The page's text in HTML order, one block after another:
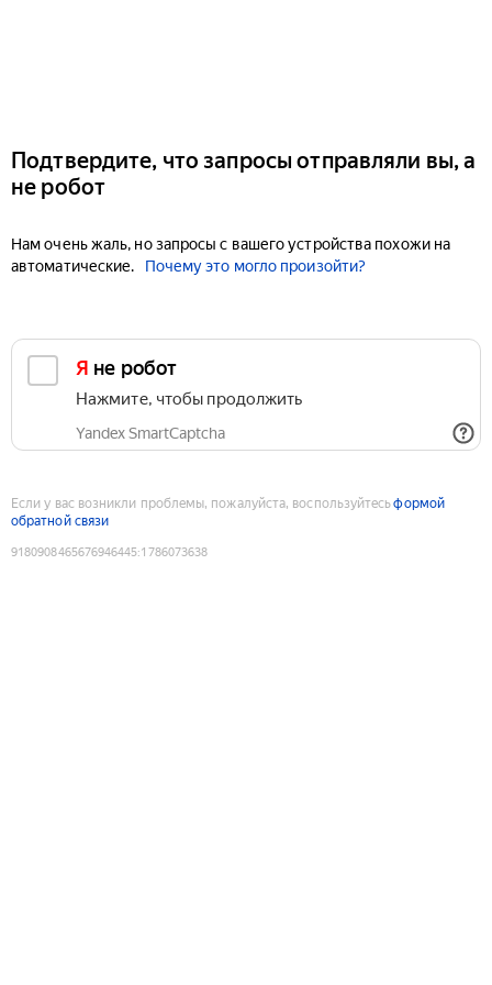
Подтвердите, что запросы отправляли вы, а
не робот
Нам очень жаль, но запросы с вашего устройства похожи на
автоматические.
Почему это могло произойти?
Я не робот
Нажмите, чтобы продолжить
Yandex SmartCaptcha
Если у вас возникли проблемы, пожалуйста, воспользуйтесьформой
обратной связи
9180908465676946445:1786073638